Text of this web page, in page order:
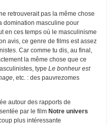
retrouverait pas la même chose
domination masculine pour
en ces temps où le masculinisme
avis, ce genre de films est assez
Car comme tu dis, au final,
la même chose que ce
type Le bonheur est
, etc. : des pauvrezomes
autour des rapports de
par le film Notre univers
plus intéressante